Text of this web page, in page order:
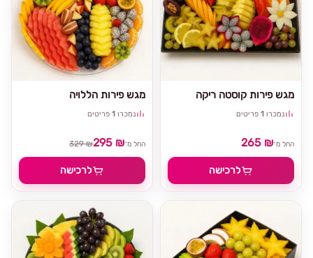
מגש פירות הללויה
נמכרו 1 פריטים
החל מ־295 ₪
329 ₪
לרכישה
מגש פירות קוסטה ריקה
נמכרו 1 פריטים
החל מ־265 ₪
לרכישה